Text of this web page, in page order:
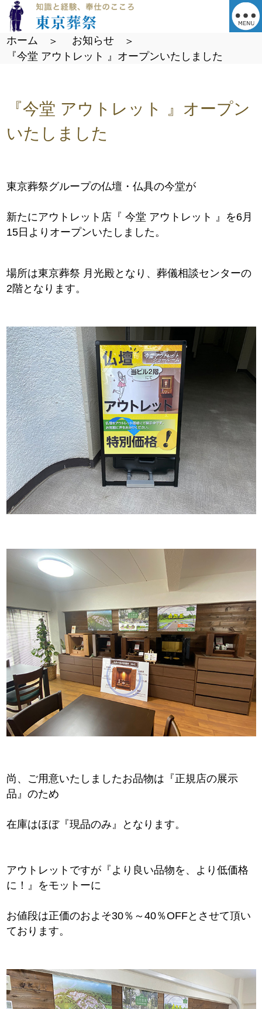
ホーム
お知らせ
『今堂 アウトレット 』オープンいたしました
『今堂 アウトレット 』オープン
いたしました
東京葬祭グループの仏壇・仏具の今堂が
新たにアウトレット店『 今堂 アウトレット 』を6月
15日よりオープンいたしました。
場所は東京葬祭 月光殿となり、葬儀相談センターの
2階となります。
尚、ご用意いたしましたお品物は『正規店の展示
品』のため
在庫はほぼ『現品のみ』となります。
アウトレットですが『より良い品物を、より低価格
に！』をモットーに
お値段は正価のおよそ30％～40％OFFとさせて頂い
ております。